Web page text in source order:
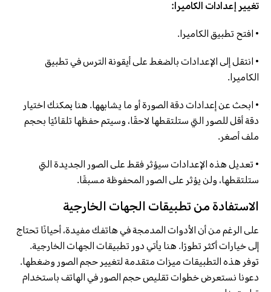
تغيير إعدادات الكاميرا:
• افتح تطبيق الكاميرا.
• انتقل إلى الإعدادات بالضغط على أيقونة الترس في تطبيق
الكاميرا.
• ابحث عن إعدادات دقة الصورة أو ما يشابهها. هنا يمكنك اختيار
دقة أقل للصور التي ستلتقطها لاحقًا، وسيتم حفظها تلقائيًا بحجم
ملف أصغر.
• تعديل هذه الإعدادات سيؤثر فقط على الصور الجديدة التي
ستلتقطها، ولن يؤثر على الصور المحفوظة مسبقًا.
الاستفادة من تطبيقات الجهات الخارجية
على الرغم من أن الأدوات المدمجة في هاتفك مفيدة، أحيانًا تحتاج
إلى خيارات أكثر تطورًا. هنا يأتي دور تطبيقات الجهات الخارجية.
توفر هذه التطبيقات ميزات متقدمة لتغيير حجم الصور وضغطها.
دعونا نستعرض خطوات تقليص حجم الصور في الهاتف باستخدام